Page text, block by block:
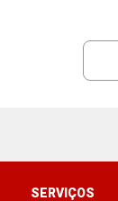
SERVIÇOS